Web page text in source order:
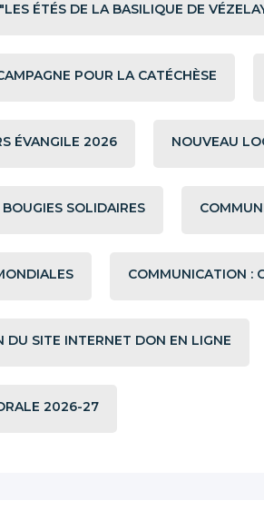
ÉTÉS DE LA BASILIQUE DE
POUR LA CATÉCHÈSE
ÉVANGILE 2026 NOUVEAU
SOLIDAIRES
COMMUNICATION :
SITE INTERNET DON EN LIGNE
2026-27